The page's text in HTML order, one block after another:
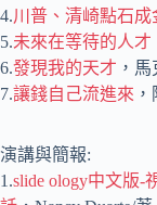
4.川普、清崎點石成
5.未來在等待的人才
6.發現我的天才 ，
7.讓錢自己流進來
演講與簡報:
1.slide ology中文版-